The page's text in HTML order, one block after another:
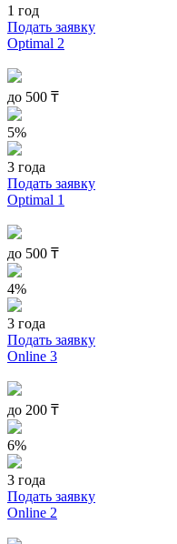
1 год
Подать заявку
Optimal 2
до 500 ₸
5%
3 года
Подать заявку
Optimal 1
до 500 ₸
4%
3 года
Подать заявку
Online 3
до 200 ₸
6%
3 года
Подать заявку
Online 2